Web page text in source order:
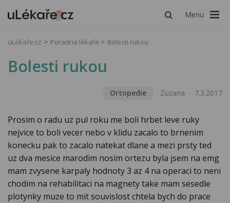
Menu
uLékaře.cz Poradna lékaře Bolesti rukou
Bolesti rukou
Ortopedie Zuzana 7.3.2017
Prosim o radu uz pul roku me boli hrbet leve ruky
nejvice to boli vecer nebo v klidu zacalo to brnenim
konecku pak to zacalo natekat dlane a mezi prsty ted
uz dva mesice marodim nosim ortezu byla jsem na emg
mam zvysene karpaly hodnoty 3 az 4 na operaci to neni
chodim na rehabilitaci na magnety take mam sesedle
plotynky muze to mit souvislost chtela bych do prace